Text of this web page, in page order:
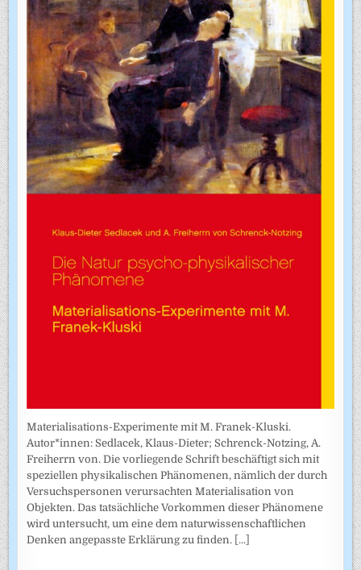
Materialisations-Experimente mit M. Franek-Kluski.
Autor*innen: Sedlacek, Klaus-Dieter; Schrenck-Notzing, A.
Freiherrn von. Die vorliegende Schrift beschäftigt sich mit
speziellen physikalischen Phänomenen, nämlich der durch
Versuchspersonen verursachten Materialisation von
Objekten. Das tatsächliche Vorkommen dieser Phänomene
wird untersucht, um eine dem naturwissenschaftlichen
Denken angepasste Erklärung zu finden. [...]